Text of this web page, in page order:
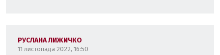
РУСЛАНА ЛИЖИЧКО
11 листопада 2022, 16:50